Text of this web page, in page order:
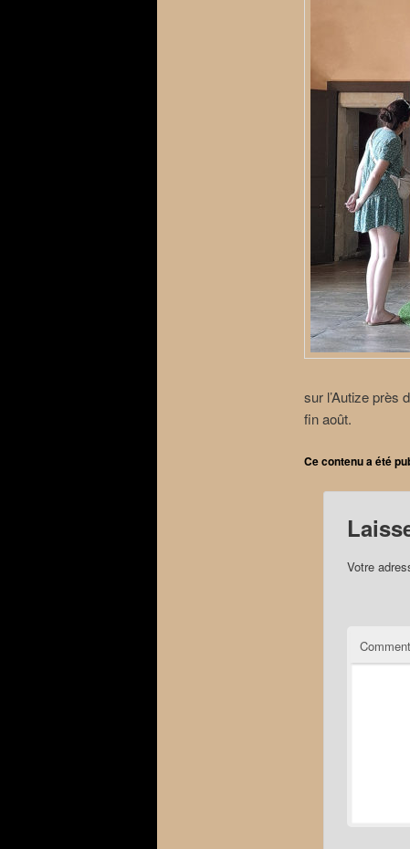
sur l’Autize près
fin août.
Ce contenu a été
Votre